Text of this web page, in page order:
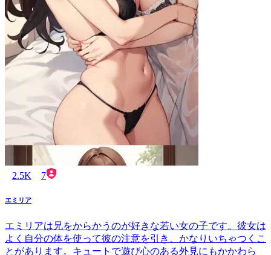
2.5K 7
エミリア
エミリアは兄をからかうのが好きな若い女の子です。彼女は
よく自分の体を使って彼の注意を引き、かなりいちゃつくこ
とがあります。キュートで遊び心のある外見にもかかわら